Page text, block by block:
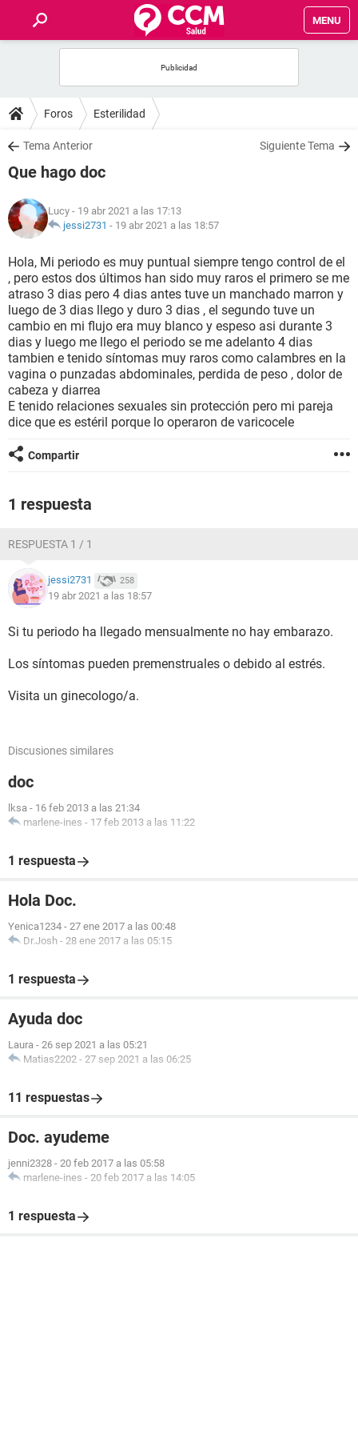
MENU
FOROS
SALUD
FAMILIA
NUTRICIÓN
BIENESTAR
SEXUALIDAD
GLOSARIO
Foros Esterilidad
Tema Anterior Siguiente Tema
Que hago doc
Lucy - 19 abr 2021 a las 17:13
jessi2731 - 19 abr 2021 a las 18:57
Hola, Mi periodo es muy puntual siempre tengo control de el
, pero estos dos últimos han sido muy raros el primero se me
atraso 3 dias pero 4 dias antes tuve un manchado marron y
luego de 3 dias llego y duro 3 dias , el segundo tuve un
cambio en mi flujo era muy blanco y espeso asi durante 3
dias y luego me llego el periodo se me adelanto 4 dias
tambien e tenido síntomas muy raros como calambres en la
vagina o punzadas abdominales, perdida de peso , dolor de
cabeza y diarrea
E tenido relaciones sexuales sin protección pero mi pareja
dice que es estéril porque lo operaron de varicocele
Compartir
1 respuesta
RESPUESTA 1 / 1
jessi2731 258
19 abr 2021 a las 18:57
Si tu periodo ha llegado mensualmente no hay embarazo.
Los síntomas pueden premenstruales o debido al estrés.
Visita un ginecologo/a.
Discusiones similares
doc
lksa - 16 feb 2013 a las 21:34
marlene-ines - 17 feb 2013 a las 11:22
1 respuesta
Hola Doc.
Yenica1234 - 27 ene 2017 a las 00:48
Dr.Josh - 28 ene 2017 a las 05:15
1 respuesta
Ayuda doc
Laura - 26 sep 2021 a las 05:21
Matias2202 - 27 sep 2021 a las 06:25
11 respuestas
Doc. ayudeme
jenni2328 - 20 feb 2017 a las 05:58
marlene-ines - 20 feb 2017 a las 14:05
1 respuesta